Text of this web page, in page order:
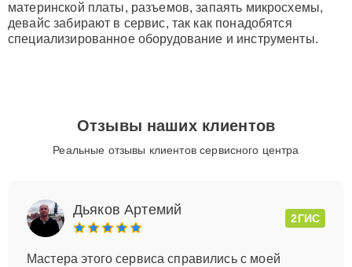
материнской платы, разъемов, запаять микросхемы,
девайс забирают в сервис, так как понадобятся
специализированное оборудование и инструменты.
Отзывы наших клиентов
Реальные отзывы клиентов сервисного центра
Дьяков Артемий
2ГИС
Мастера этого сервиса справились с моей